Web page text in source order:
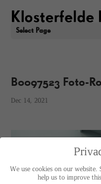
Select Page
B0097523 Foto-
Dec 14, 2021
We use cookies on our
help us to improve